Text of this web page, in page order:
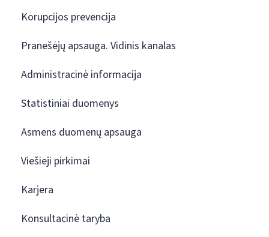
Korupcijos prevencija
Pranešėjų apsauga. Vidinis kanalas
Administracinė informacija
Statistiniai duomenys
Asmens duomenų apsauga
Viešieji pirkimai
Karjera
Konsultacinė taryba